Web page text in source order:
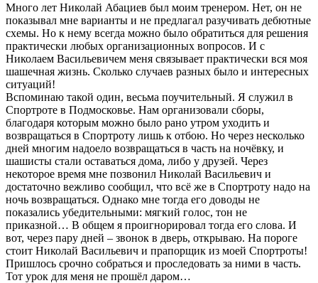
Много лет Николай Абациев был моим тренером. Нет, он не
показывал мне варианты и не предлагал разучивать дебютные
схемы. Но к нему всегда можно было обратиться для решения
практически любых организационных вопросов. И с
Николаем Васильевичем меня связывает практически вся моя
шашечная жизнь. Сколько случаев разных было и интересных
ситуаций!
Вспоминаю такой один, весьма поучительный. Я служил в
Спортроте в Подмосковье. Нам организовали сборы,
благодаря которым можно было рано утром уходить и
возвращаться в Спортроту лишь к отбою. Но через несколько
дней многим надоело возвращаться в часть на ночёвку, и
шашисты стали оставаться дома, либо у друзей. Через
некоторое время мне позвонил Николай Васильевич и
достаточно вежливо сообщил, что всё же в Спортроту надо на
ночь возвращаться. Однако мне тогда его доводы не
показались убедительными: мягкий голос, тон не
приказной… В общем я проигнорировал тогда его слова. И
вот, через пару дней – звонок в дверь, открываю. На пороге
стоит Николай Васильевич и прапорщик из моей Спортроты!
Пришлось срочно собраться и проследовать за ними в часть.
Тот урок для меня не прошёл даром…